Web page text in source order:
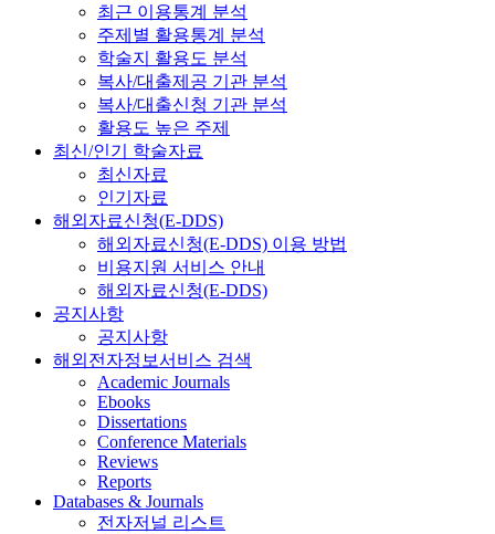
최근 이용통계 분석
주제별 활용통계 분석
학술지 활용도 분석
복사/대출제공 기관 분석
복사/대출신청 기관 분석
활용도 높은 주제
최신/인기 학술자료
최신자료
인기자료
해외자료신청(E-DDS)
해외자료신청(E-DDS) 이용 방법
비용지원 서비스 안내
해외자료신청(E-DDS)
공지사항
공지사항
해외전자정보서비스 검색
Academic Journals
Ebooks
Dissertations
Conference Materials
Reviews
Reports
Databases & Journals
전자저널 리스트